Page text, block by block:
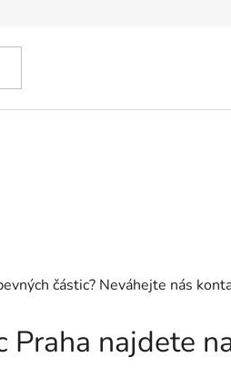
částic? Neváhejte nás
Praha najdete